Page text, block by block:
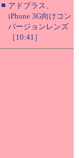
■ アドプラス、
iPhone 3G向けコン
バージョンレンズ
［10:41］